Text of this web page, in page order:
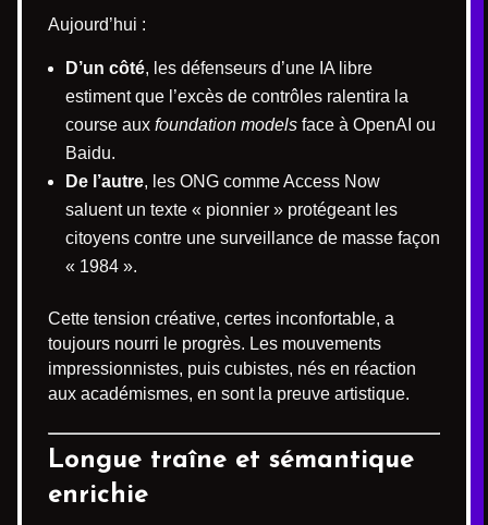
Aujourd’hui :
D’un côté, les défenseurs d’une IA libre
estiment que l’excès de contrôles ralentira la
course aux foundation models face à OpenAI ou
Baidu.
De l’autre, les ONG comme Access Now
saluent un texte « pionnier » protégeant les
citoyens contre une surveillance de masse façon
« 1984 ».
Cette tension créative, certes inconfortable, a
toujours nourri le progrès. Les mouvements
impressionnistes, puis cubistes, nés en réaction
aux académismes, en sont la preuve artistique.
Longue traîne et sémantique
enrichie